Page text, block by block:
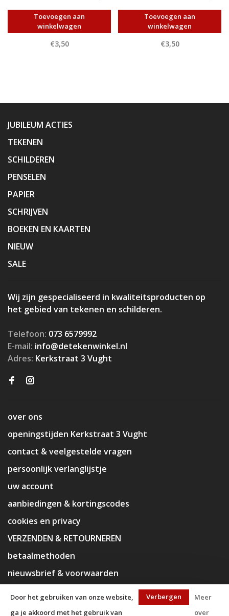
Toevoegen aan
winkelwagen
€3,50
Toevoegen aan
winkelwagen
€3,50
JUBILEUM ACTIES
TEKENEN
SCHILDEREN
PENSELEN
PAPIER
SCHRIJVEN
BOEKEN EN KAARTEN
NIEUW
SALE
Wij zijn gespecialiseerd in kwaliteitsproducten op
het gebied van tekenen en schilderen.
Telefoon: 073 6579992
E-mail: info@detekenwinkel.nl
Adres: Kerkstraat 3 Vught
over ons
openingstijden Kerkstraat 3 Vught
contact & veelgestelde vragen
persoonlijk verlanglijstje
uw account
aanbiedingen & kortingscodes
cookies en privacy
VERZENDEN & RETOURNEREN
betaalmethoden
nieuwsbrief & voorwaarden
Door het gebruiken van onze website,
ga je akkoord met het gebruik van
Verbergen
Meer
over